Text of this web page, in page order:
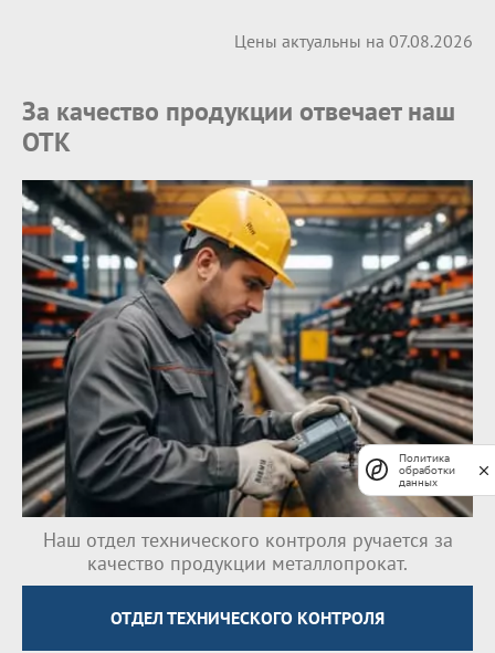
Цены актуальны на 07.08.2026
За качество продукции отвечает наш
ОТК
Наш отдел технического контроля ручается за
качество продукции металлопрокат.
ОТДЕЛ ТЕХНИЧЕСКОГО КОНТРОЛЯ
Политика
обработки
данных